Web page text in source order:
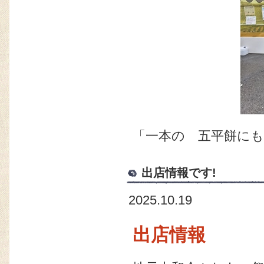
「一本の 五平餅に
出店情報です!
2025.10.19
出店情報